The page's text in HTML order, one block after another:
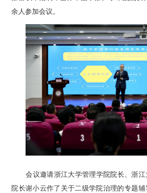
余人参加会议。
会议邀请浙江大学管理学院院长、浙
院长谢小云作了关于二级学院治理的专题